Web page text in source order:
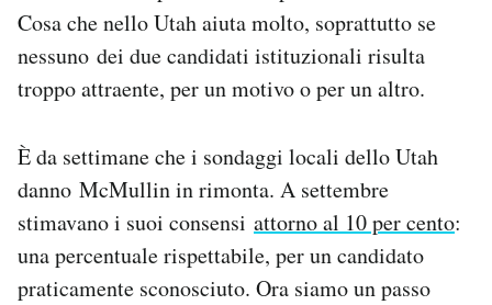
Cosa che nello Utah aiuta molto, soprattutto se
nessuno dei due candidati istituzionali risulta
troppo attraente, per un motivo o per un altro.
È da settimane che i sondaggi locali dello Utah
danno McMullin in rimonta. A settembre
stimavano i suoi consensi attorno al 10 per cento:
una percentuale rispettabile, per un candidato
praticamente sconosciuto. Ora siamo un passo